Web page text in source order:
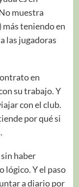
muestra
más teniendo en
las jugadoras
en
su trabajo. Y
con el club.
por qué si
haber
lógico. Y el paso
a diario por